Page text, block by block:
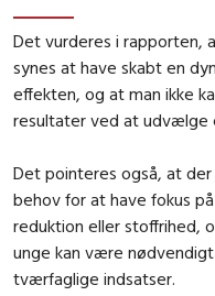
Det vurderes i rapporten,
synes at have skabt en
effekten, og at man ikke
resultater ved at udvælge
Det pointeres også, at
behov for at have fokus
reduktion eller stoffrihed,
unge kan være
tværfaglige indsatser.